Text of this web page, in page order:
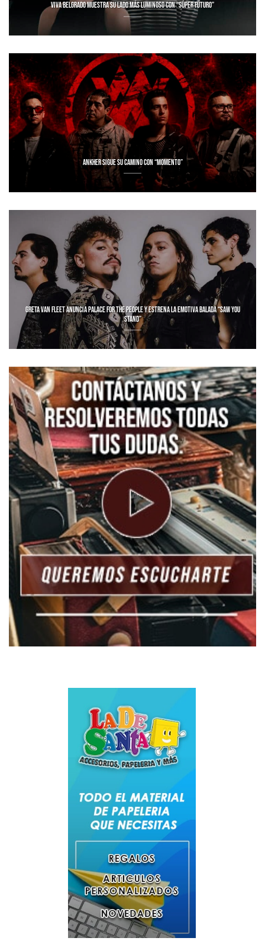
VIVA BELGRADO MUESTRA SU LADO MÁS LUMINOSO CON “SÚPER FUTURO”
ANKHER SIGUE SU CAMINO CON “MOMENTO”
GRETA VAN FLEET ANUNCIA PALACE FOR THE PEOPLE Y ESTRENA LA EMOTIVA BALADA “SAW YOU
STAND”